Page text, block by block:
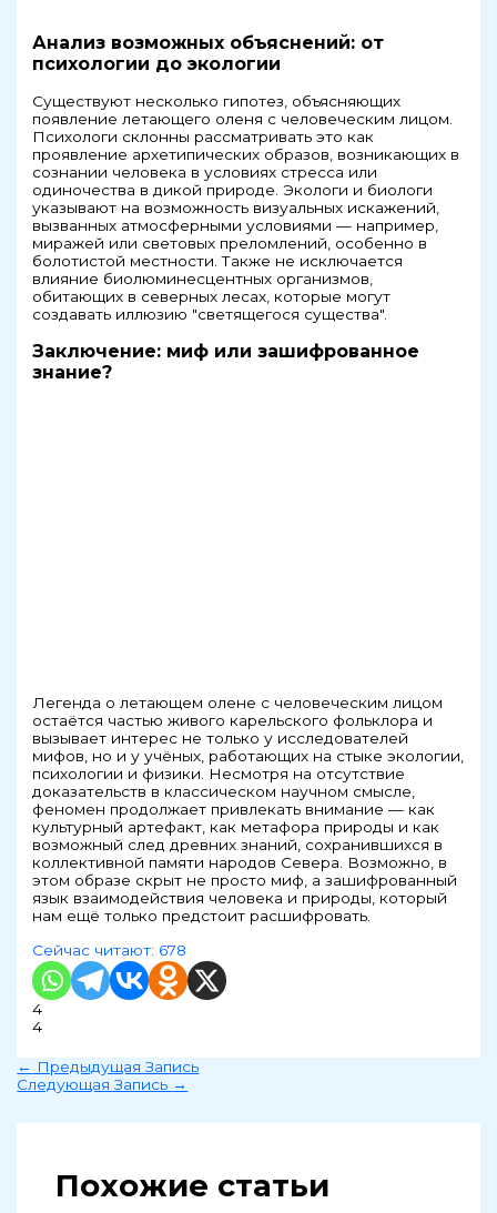
Анализ возможных объяснений: от
психологии до экологии
Существуют несколько гипотез, объясняющих
появление летающего оленя с человеческим лицом.
Психологи склонны рассматривать это как
проявление архетипических образов, возникающих в
сознании человека в условиях стресса или
одиночества в дикой природе. Экологи и биологи
указывают на возможность визуальных искажений,
вызванных атмосферными условиями — например,
миражей или световых преломлений, особенно в
болотистой местности. Также не исключается
влияние биолюминесцентных организмов,
обитающих в северных лесах, которые могут
создавать иллюзию "светящегося существа".
Заключение: миф или зашифрованное
знание?
Легенда о летающем олене с человеческим лицом
остаётся частью живого карельского фольклора и
вызывает интерес не только у исследователей
мифов, но и у учёных, работающих на стыке экологии,
психологии и физики. Несмотря на отсутствие
доказательств в классическом научном смысле,
феномен продолжает привлекать внимание — как
культурный артефакт, как метафора природы и как
возможный след древних знаний, сохранившихся в
коллективной памяти народов Севера. Возможно, в
этом образе скрыт не просто миф, а зашифрованный
язык взаимодействия человека и природы, который
нам ещё только предстоит расшифровать.
Сейчас читают: 678
4
4
← Предыдущая Запись
Следующая Запись →
Похожие статьи